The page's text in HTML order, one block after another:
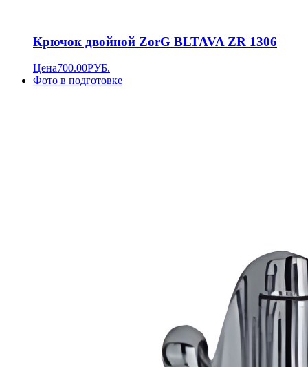
Крючок двойной ZorG BLTAVA ZR 1306
Цена700.00РУБ.
Фото в подготовке